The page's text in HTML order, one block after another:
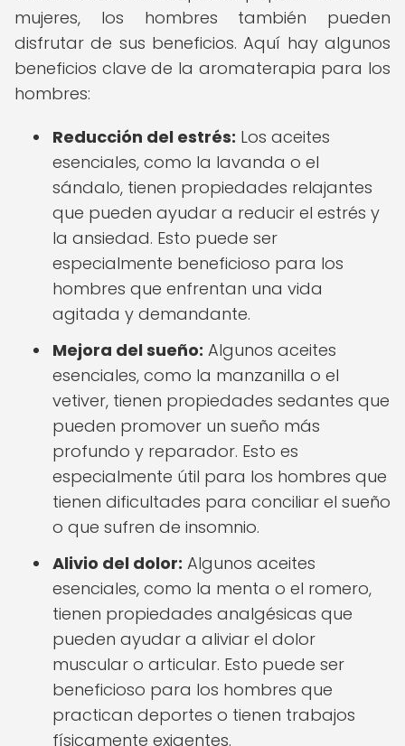
mujeres, los hombres también pueden
disfrutar de sus beneficios. Aquí hay algunos
beneficios clave de la aromaterapia para los
hombres:
Reducción del estrés: Los aceites
esenciales, como la lavanda o el
sándalo, tienen propiedades relajantes
que pueden ayudar a reducir el estrés y
la ansiedad. Esto puede ser
especialmente beneficioso para los
hombres que enfrentan una vida
agitada y demandante.
Mejora del sueño: Algunos aceites
esenciales, como la manzanilla o el
vetiver, tienen propiedades sedantes que
pueden promover un sueño más
profundo y reparador. Esto es
especialmente útil para los hombres que
tienen dificultades para conciliar el sueño
o que sufren de insomnio.
Alivio del dolor: Algunos aceites
esenciales, como la menta o el romero,
tienen propiedades analgésicas que
pueden ayudar a aliviar el dolor
muscular o articular. Esto puede ser
beneficioso para los hombres que
practican deportes o tienen trabajos
físicamente exigentes.